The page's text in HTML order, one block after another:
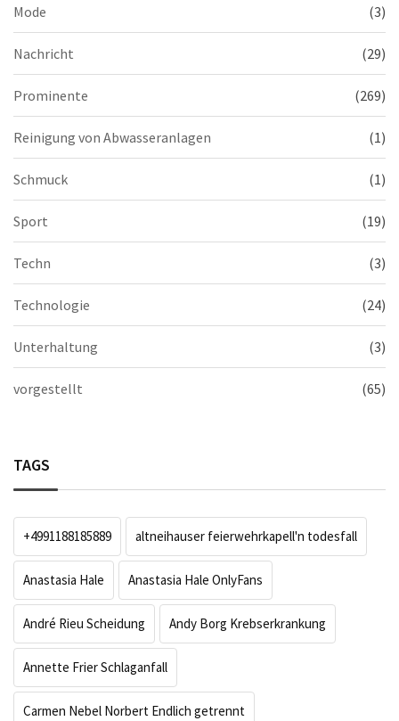
Mode (3)
Nachricht (29)
Prominente (269)
Reinigung von Abwasseranlagen (1)
Schmuck (1)
Sport (19)
Techn (3)
Technologie (24)
Unterhaltung (3)
vorgestellt (65)
TAGS
+4991188185889 altneihauser feierwehrkapell'n todesfall
Anastasia Hale Anastasia Hale OnlyFans
André Rieu Scheidung Andy Borg Krebserkrankung
Annette Frier Schlaganfall
Carmen Nebel Norbert Endlich getrennt